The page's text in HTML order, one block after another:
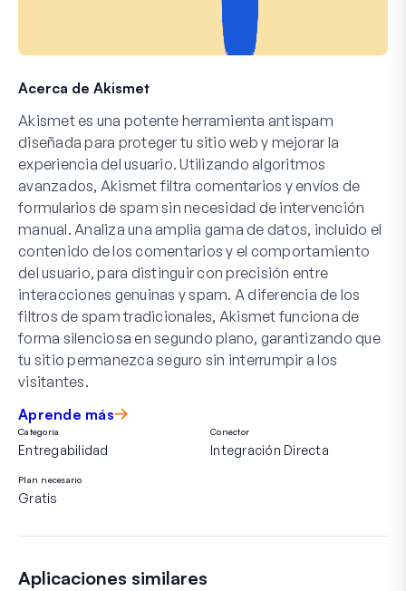
Acerca de Akismet
Akismet es una potente herramienta antispam
diseñada para proteger tu sitio web y mejorar la
experiencia del usuario. Utilizando algoritmos
avanzados, Akismet filtra comentarios y envíos de
formularios de spam sin necesidad de intervención
manual. Analiza una amplia gama de datos, incluido el
contenido de los comentarios y el comportamiento
del usuario, para distinguir con precisión entre
interacciones genuinas y spam. A diferencia de los
filtros de spam tradicionales, Akismet funciona de
forma silenciosa en segundo plano, garantizando que
tu sitio permanezca seguro sin interrumpir a los
visitantes.
Aprende más
Categoría
Entregabilidad
Conector
Integración Directa
Plan necesario
Gratis
Aplicaciones similares